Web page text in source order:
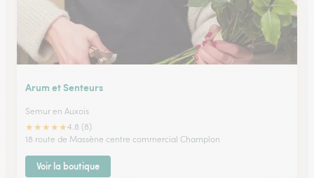
Arum et Senteurs
Semur en Auxois
★★★★★4.8 (8)
18 route de Massène centre commercial Champlon
Voir la boutique